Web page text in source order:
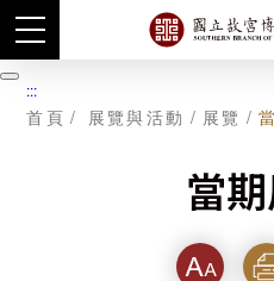
跳
到
暫
停
:::
首頁 展覽與活動 展覽
當
字級 列